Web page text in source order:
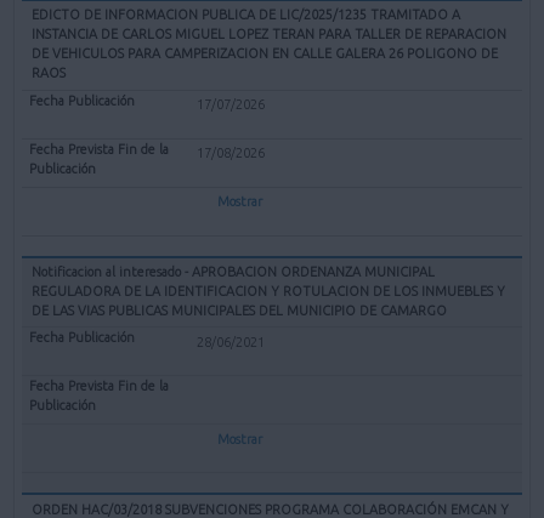
EDICTO DE INFORMACION PUBLICA DE LIC/2025/1235 TRAMITADO A
INSTANCIA DE CARLOS MIGUEL LOPEZ TERAN PARA TALLER DE REPARACION
DE VEHICULOS PARA CAMPERIZACION EN CALLE GALERA 26 POLIGONO DE
RAOS
17/07/2026
17/08/2026
Mostrar
Notificacion al interesado - APROBACION ORDENANZA MUNICIPAL
REGULADORA DE LA IDENTIFICACION Y ROTULACION DE LOS INMUEBLES Y
DE LAS VIAS PUBLICAS MUNICIPALES DEL MUNICIPIO DE CAMARGO
28/06/2021
Mostrar
ORDEN HAC/03/2018 SUBVENCIONES PROGRAMA COLABORACIÓN EMCAN Y